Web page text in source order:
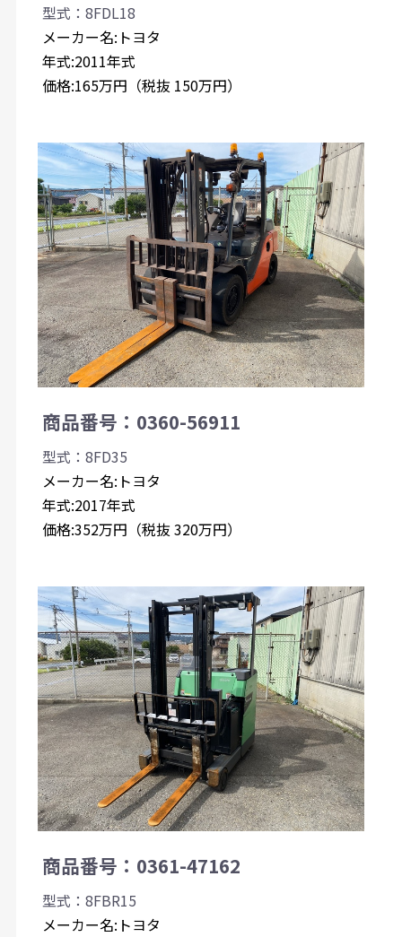
型式：8FDL18
メーカー名:トヨタ
年式:2011年式
価格:165万円（税抜 150万円）
商品番号：0360-56911
型式：8FD35
メーカー名:トヨタ
年式:2017年式
価格:352万円（税抜 320万円）
商品番号：0361-47162
型式：8FBR15
メーカー名:トヨタ